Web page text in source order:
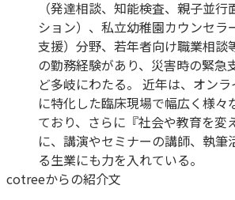
（発達相談、知能検査、親子並
ション）、私立幼稚園カウンセラ
支援）分野、若年者向け職業相談
の勤務経験があり、災害時の緊急
ど多岐にわたる。 近年は、オン
に特化した臨床現場で幅広く様々
ており、さらに『社会や教育を変
に、講演やセミナーの講師、執筆
る生業にも力を入れている。
cotreeからの紹介文